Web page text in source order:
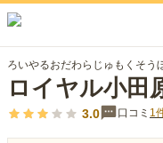
ろいやるおだわらじゅもくそう
ロイヤル小田
3.0 口コミ 1